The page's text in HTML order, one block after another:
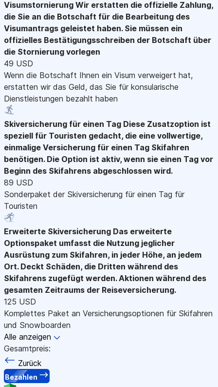
Visumstornierung Wir erstatten die offizielle Zahlung,
die Sie an die Botschaft für die Bearbeitung des
Visumantrags geleistet haben. Sie müssen ein
offizielles Bestätigungsschreiben der Botschaft über
die Stornierung vorlegen
49 USD
Wenn die Botschaft Ihnen ein Visum verweigert hat,
erstatten wir das Geld, das Sie für konsularische
Dienstleistungen bezahlt haben
Skiversicherung für einen Tag Diese Zusatzoption ist
speziell für Touristen gedacht, die eine vollwertige,
einmalige Versicherung für einen Tag Skifahren
benötigen. Die Option ist aktiv, wenn sie einen Tag vor
Beginn des Skifahrens abgeschlossen wird.
89 USD
Sonderpaket der Skiversicherung für einen Tag für
Touristen
Erweiterte Skiversicherung Das erweiterte
Optionspaket umfasst die Nutzung jeglicher
Ausrüstung zum Skifahren, in jeder Höhe, an jedem
Ort. Deckt Schäden, die Dritten während des
Skifahrens zugefügt werden. Aktionen während des
gesamten Zeitraums der Reiseversicherung.
125 USD
Komplettes Paket an Versicherungsoptionen für Skifahren
und Snowboarden
Alle anzeigen
Gesamtpreis:
Zurück
Bezahlen